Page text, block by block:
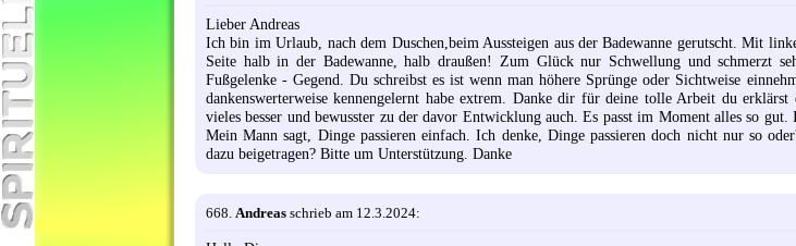
Lieber Andreas
Ich bin im Urlaub, nach dem Duschen,beim Aussteigen aus der Badewanne gerutscht. Mit
Seite halb in der Badewanne, halb draußen! Zum Glück nur Schwellung und schmerzt
Fußgelenke - Gegend. Du schreibst es ist wenn man höhere Sprünge oder Sichtweise
dankenswerterweise kennengelernt habe extrem. Danke dir für deine tolle Arbeit du
vieles besser und bewusster zu der davor Entwicklung auch. Es passt im Moment alles so
Mein Mann sagt, Dinge passieren einfach. Ich denke, Dinge passieren doch nicht nur so
dazu beigetragen? Bitte um Unterstützung. Danke
668. Andreas schrieb am 12.3.2024: